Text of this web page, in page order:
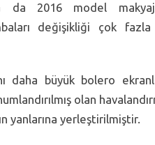
2016 model
değişikliği çok
daha büyük bolero
olan
yanlarına yerleştirilmiştir.